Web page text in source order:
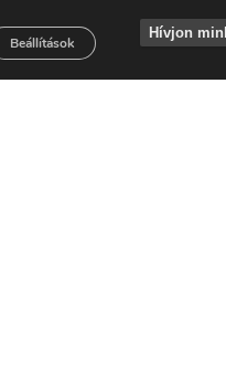
vagy
Beállítások
Hívjon